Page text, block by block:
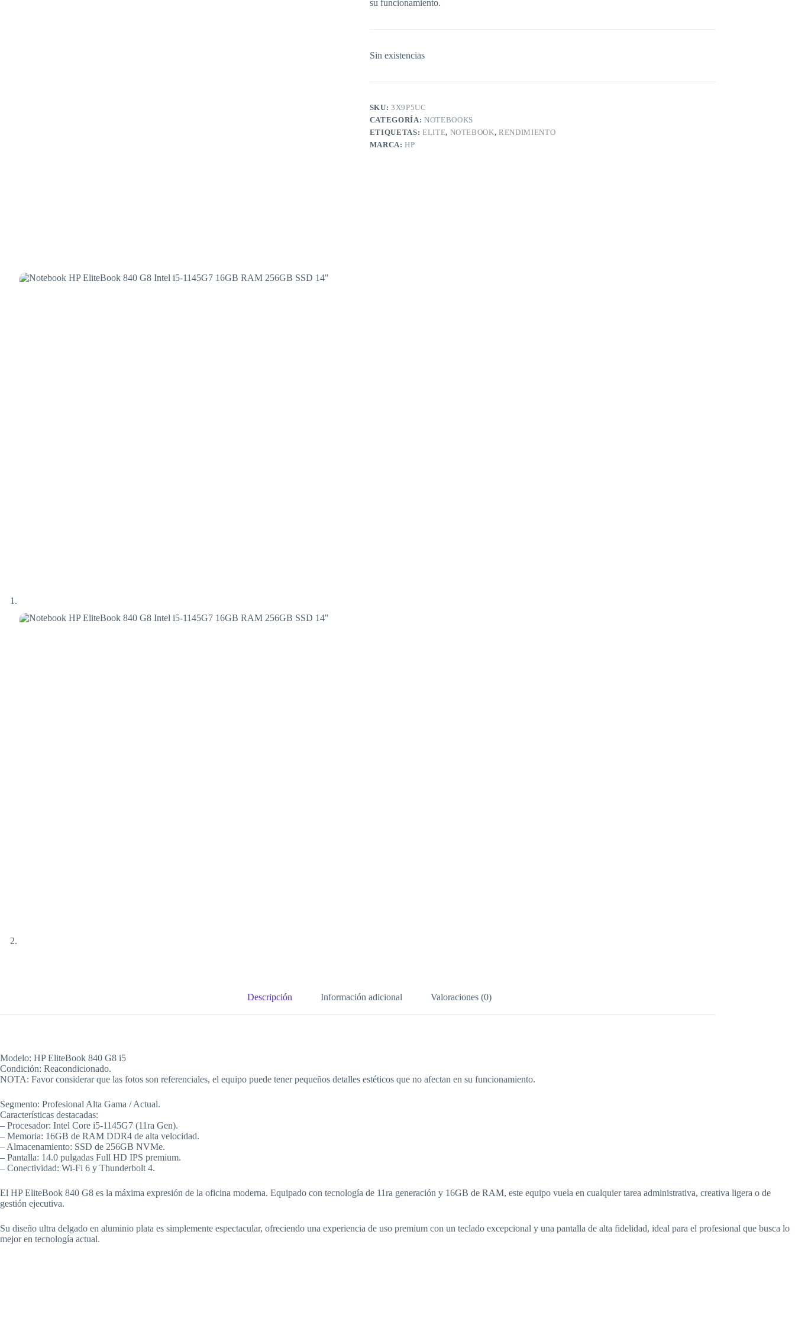
su funcionamiento.
Sin existencias
SKU:3X9P5UC
CATEGORÍA: NOTEBOOKS
ETIQUETAS: ELITE, NOTEBOOK,RENDIMIENTO
MARCA:HP
Descripción Información adicional Valoraciones (0)
Modelo: HP EliteBook 840 G8 i5
Condición: Reacondicionado.
NOTA: Favor considerar que las fotos son referenciales, el equipo puede tener pequeños detalles estéticos que no afectan en su funcionamiento.
Segmento: Profesional Alta Gama / Actual.
Características destacadas:
– Procesador: Intel Core i5-1145G7 (11ra Gen).
– Memoria: 16GB de RAM DDR4 de alta velocidad.
– Almacenamiento: SSD de 256GB NVMe.
– Pantalla: 14.0 pulgadas Full HD IPS premium.
– Conectividad: Wi-Fi 6 y Thunderbolt 4.
El HP EliteBook 840 G8 es la máxima expresión de la oficina moderna. Equipado con tecnología de 11ra generación y 16GB de RAM, este equipo vuela en cualquier tarea administrativa, creativa ligera o de
gestión ejecutiva.
Su diseño ultra delgado en aluminio plata es simplemente espectacular, ofreciendo una experiencia de uso premium con un teclado excepcional y una pantalla de alta fidelidad, ideal para el profesional que busca lo
mejor en tecnología actual.